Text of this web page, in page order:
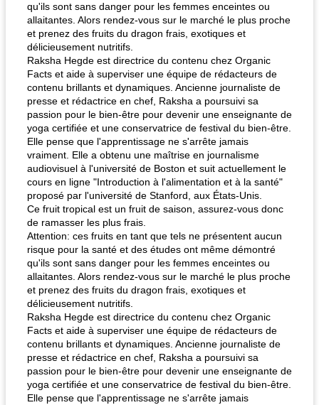
qu'ils sont sans danger pour les femmes enceintes ou
allaitantes. Alors rendez-vous sur le marché le plus proche
et prenez des fruits du dragon frais, exotiques et
délicieusement nutritifs.
Raksha Hegde est directrice du contenu chez Organic
Facts et aide à superviser une équipe de rédacteurs de
contenu brillants et dynamiques. Ancienne journaliste de
presse et rédactrice en chef, Raksha a poursuivi sa
passion pour le bien-être pour devenir une enseignante de
yoga certifiée et une conservatrice de festival du bien-être.
Elle pense que l'apprentissage ne s'arrête jamais
vraiment. Elle a obtenu une maîtrise en journalisme
audiovisuel à l'université de Boston et suit actuellement le
cours en ligne "Introduction à l'alimentation et à la santé"
proposé par l'université de Stanford, aux États-Unis.
Ce fruit tropical est un fruit de saison, assurez-vous donc
de ramasser les plus frais.
Attention: ces fruits en tant que tels ne présentent aucun
risque pour la santé et des études ont même démontré
qu'ils sont sans danger pour les femmes enceintes ou
allaitantes. Alors rendez-vous sur le marché le plus proche
et prenez des fruits du dragon frais, exotiques et
délicieusement nutritifs.
Raksha Hegde est directrice du contenu chez Organic
Facts et aide à superviser une équipe de rédacteurs de
contenu brillants et dynamiques. Ancienne journaliste de
presse et rédactrice en chef, Raksha a poursuivi sa
passion pour le bien-être pour devenir une enseignante de
yoga certifiée et une conservatrice de festival du bien-être.
Elle pense que l'apprentissage ne s'arrête jamais